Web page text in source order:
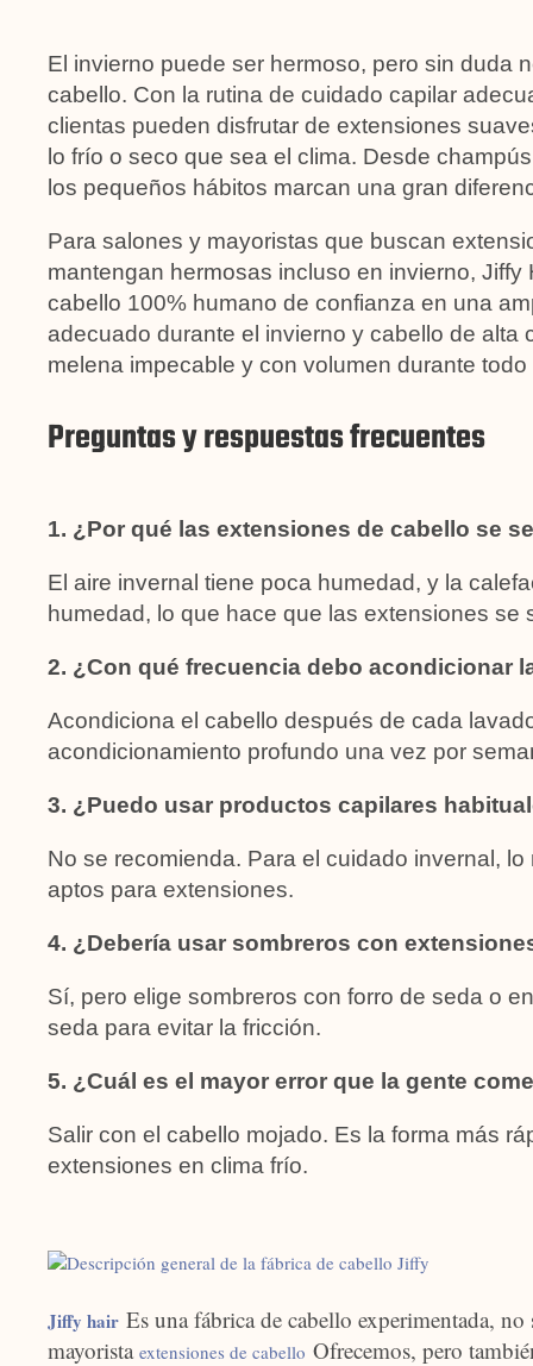
El invierno puede ser hermoso, pero sin duda
cabello. Con la rutina de cuidado capilar
clientas pueden disfrutar de extensiones
lo frío o seco que sea el clima. Desde
los pequeños hábitos marcan una gran
Para salones y mayoristas que buscan
mantengan hermosas incluso en invierno,
cabello 100% humano de confianza en una
adecuado durante el invierno y cabello de alta
melena impecable y con volumen durante todo
Preguntas y respuestas frecuentes
1. ¿Por qué las extensiones de cabello se
El aire invernal tiene poca humedad, y la
humedad, lo que hace que las extensiones se
2. ¿Con qué frecuencia debo acondicionar
Acondiciona el cabello después de cada
acondicionamiento profundo una vez por
3. ¿Puedo usar productos capilares
No se recomienda. Para el cuidado invernal,
aptos para extensiones.
4. ¿Debería usar sombreros con
Sí, pero elige sombreros con forro de seda o
seda para evitar la fricción.
5. ¿Cuál es el mayor error que la gente
Salir con el cabello mojado. Es la forma más
extensiones en clima frío.
Jiffy hair Es una fábrica de cabello experimentada,
mayorista extensiones de cabello Ofrecemos, pero